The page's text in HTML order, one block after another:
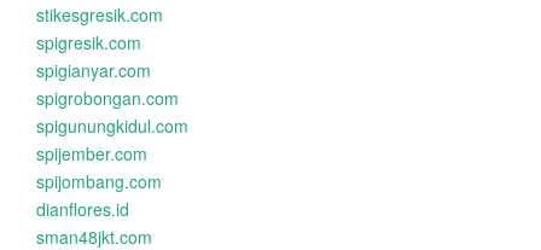
stikesgresik.com
spigresik.com
spigianyar.com
spigrobongan.com
spigunungkidul.com
spijember.com
spijombang.com
dianflores.id
sman48jkt.com